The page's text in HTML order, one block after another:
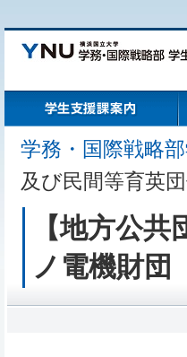
学務・国際戦略
及び民間等育英
【地方公
ノ電機財団